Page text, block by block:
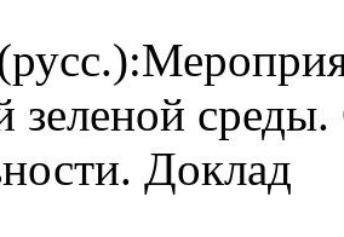
зеленой
Доклад